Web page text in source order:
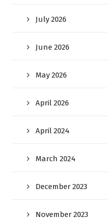
July 2026
June 2026
May 2026
April 2026
April 2024
March 2024
December 2023
November 2023